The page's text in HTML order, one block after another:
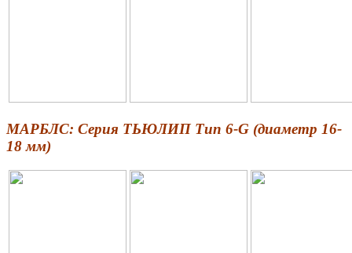
МАРБЛС: Серия ТЬЮЛИП Тип 6-G (диаметр 16-
18 мм)